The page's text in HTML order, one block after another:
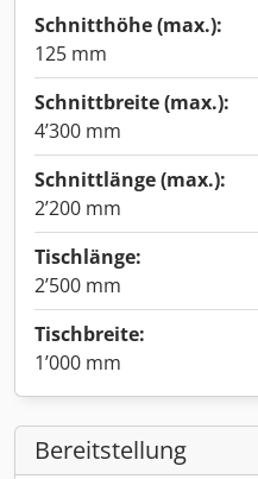
Schnitthöhe (max.):
125 mm
Schnittbreite (max.):
4’300 mm
Schnittlänge (max.):
2’200 mm
Tischlänge:
2’500 mm
Tischbreite:
1’000 mm
Bereitstellung